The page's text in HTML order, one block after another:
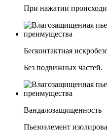
При нажатии
Бесконтактная
Без подвижных частей.
Вандалозащищенность
Пьезоэлемент